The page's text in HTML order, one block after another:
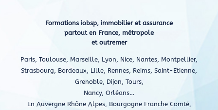
Formations iobsp, immobilier et assurance
partout en France, métropole
et outremer
Paris, Toulouse, Marseille, Lyon, Nice, Nantes, Montpellier,
Strasbourg, Bordeaux, Lille, Rennes, Reims, Saint-Etienne,
Grenoble, Dijon, Tours,
Nancy, Orléans…
En Auvergne Rhône Alpes, Bourgogne Franche Comté,